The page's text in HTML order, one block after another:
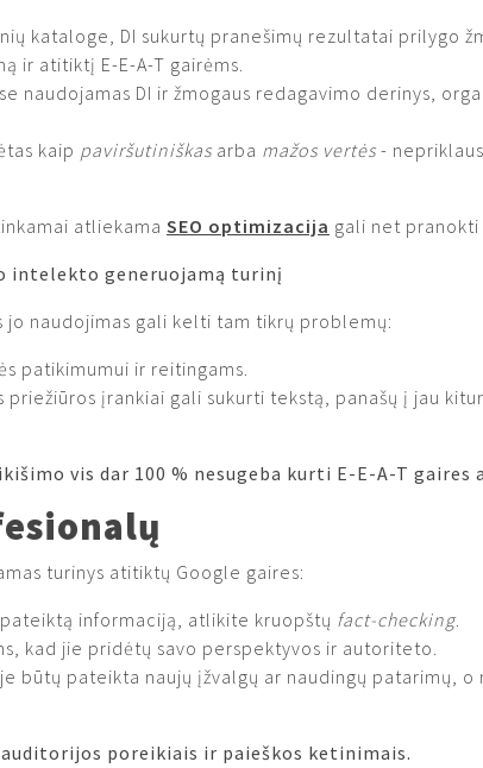
kataloge, DI sukurtų pranešimų rezultatai prilygo
ir atitiktį E-E-A-T gairėms.
naudojamas DI ir žmogaus redagavimo derinys,
kaip paviršutiniškas arba mažos vertės -
atliekama SEO optimizacija gali net pranokti
intelekto generuojamą turinį
jo naudojimas gali kelti tam tikrų problemų:
patikimumui ir reitingams.
priežiūros įrankiai gali sukurti tekstą, panašų į jau
vis dar 100 % nesugeba kurti E-E-A-T
turinys atitiktų Google gaires:
informaciją, atlikite kruopštų fact-checking.
kad jie pridėtų savo perspektyvos ir autoriteto.
būtų pateikta naujų įžvalgų ar naudingų patarimų,
poreikiais ir paieškos ketinimais.